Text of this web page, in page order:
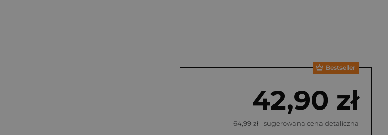
Bestseller
42,90 zł
64,99 zł - sugerowana cena detaliczna